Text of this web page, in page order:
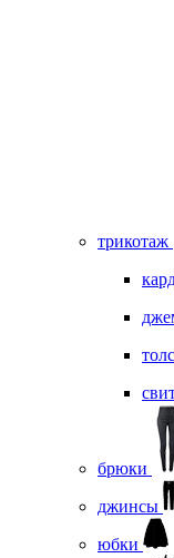
трикотаж
брюки
джинсы
юбки